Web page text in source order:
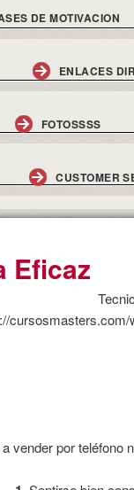
DE MOTIVACION
ENLACES
FOTOSSSS
CUSTOMER
Eficaz
vender por teléfono